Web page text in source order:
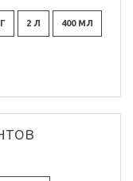
2 Л 400 МЛ